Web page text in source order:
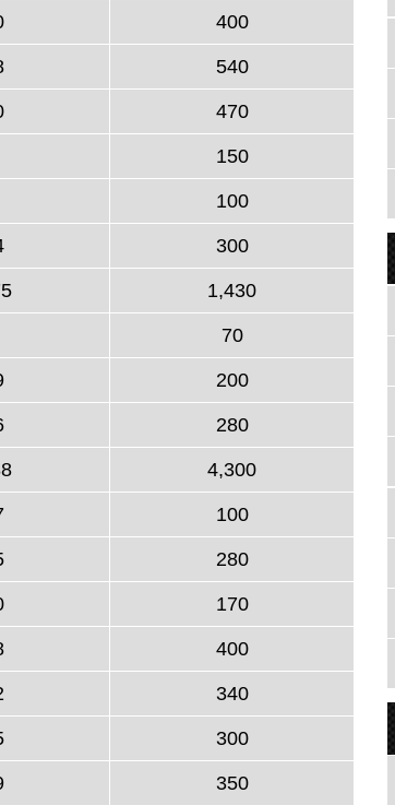
400
540
470
150
100
300
1,430
70
200
280
4,300
100
280
170
400
340
300
350